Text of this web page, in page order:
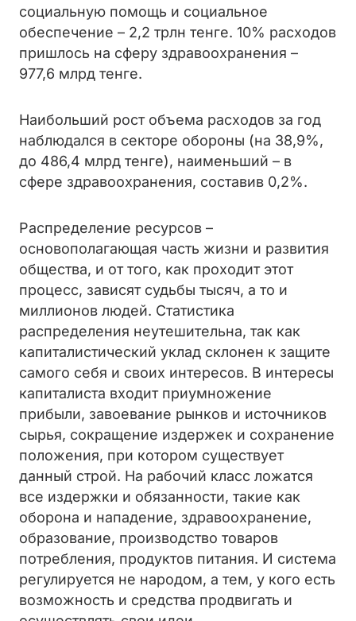
социальную помощь и социальное
обеспечение – 2,2 трлн тенге. 10% расходов
пришлось на сферу здравоохранения –
977,6 млрд тенге.
Наибольший рост объема расходов за год
наблюдался в секторе обороны (на 38,9%,
до 486,4 млрд тенге), наименьший – в
сфере здравоохранения, составив 0,2%.
Распределение ресурсов –
основополагающая часть жизни и развития
общества, и от того, как проходит этот
процесс, зависят судьбы тысяч, а то и
миллионов людей. Статистика
распределения неутешительна, так как
капиталистический уклад склонен к защите
самого себя и своих интересов. В интересы
капиталиста входит приумножение
прибыли, завоевание рынков и источников
сырья, сокращение издержек и сохранение
положения, при котором существует
данный строй. На рабочий класс ложатся
все издержки и обязанности, такие как
оборона и нападение, здравоохранение,
образование, производство товаров
потребления, продуктов питания. И система
регулируется не народом, а тем, у кого есть
возможность и средства продвигать и